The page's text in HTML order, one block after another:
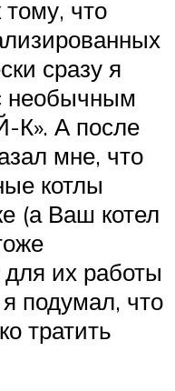
тому, что
сразу я
необычным
К». А после
мне, что
котлы
(а Ваш котел
их работы
подумал, что
тратить